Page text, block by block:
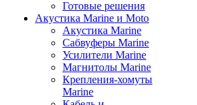
Готовые решения
Акустика Marine и Moto
Акустика Marine
Сабвуферы Marine
Усилители Marine
Магнитолы Marine
Крепления-хомуты
Marine